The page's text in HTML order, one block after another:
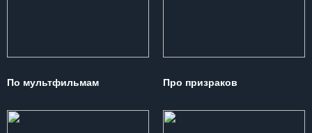
По мультфильмам Про призраков